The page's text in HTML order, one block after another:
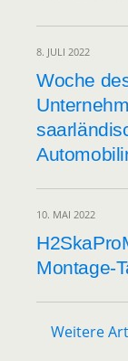
8. JULI 2022
Woche
10. MAI 2022
Montage-
Weitere